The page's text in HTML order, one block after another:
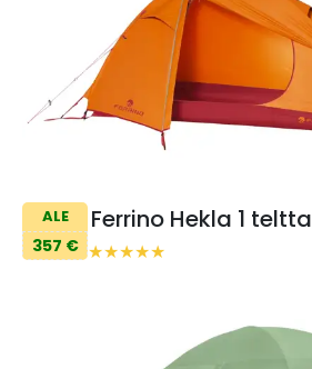
ALE
357 €
Ferrino Hekla 1 teltta